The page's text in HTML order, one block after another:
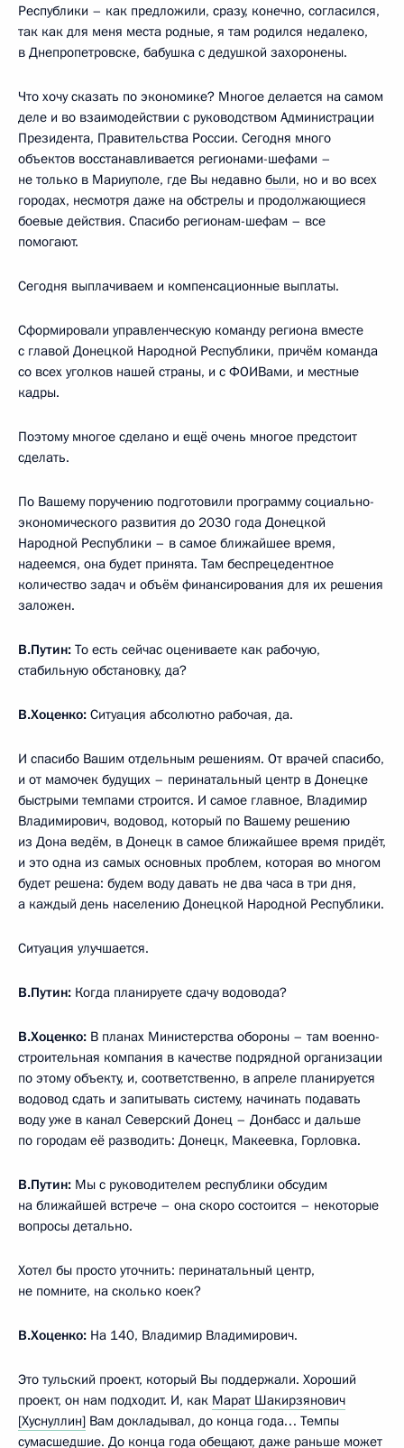
Республики – как предложили, сразу, конечно, согласился,
так как для меня места родные, я там родился недалеко,
в Днепропетровске, бабушка с дедушкой захоронены.
Что хочу сказать по экономике? Многое делается на самом
деле и во взаимодействии с руководством Администрации
Президента, Правительства России. Сегодня много
объектов восстанавливается регионами-шефами –
не только в Мариуполе, где Вы недавно были, но и во всех
городах, несмотря даже на обстрелы и продолжающиеся
боевые действия. Спасибо регионам-шефам – все
помогают.
Сегодня выплачиваем и компенсационные выплаты.
Сформировали управленческую команду региона вместе
с главой Донецкой Народной Республики, причём команда
со всех уголков нашей страны, и с ФОИВами, и местные
кадры.
Поэтому многое сделано и ещё очень многое предстоит
сделать.
По Вашему поручению подготовили программу социально-
экономического развития до 2030 года Донецкой
Народной Республики – в самое ближайшее время,
надеемся, она будет принята. Там беспрецедентное
количество задач и объём финансирования для их решения
заложен.
В.Путин: То есть сейчас оцениваете как рабочую,
стабильную обстановку, да?
В.Хоценко: Ситуация абсолютно рабочая, да.
И спасибо Вашим отдельным решениям. От врачей спасибо,
и от мамочек будущих – перинатальный центр в Донецке
быстрыми темпами строится. И самое главное, Владимир
Владимирович, водовод, который по Вашему решению
из Дона ведём, в Донецк в самое ближайшее время придёт,
и это одна из самых основных проблем, которая во многом
будет решена: будем воду давать не два часа в три дня,
а каждый день населению Донецкой Народной Республики.
Ситуация улучшается.
В.Путин: Когда планируете сдачу водовода?
В.Хоценко: В планах Министерства обороны – там военно-
строительная компания в качестве подрядной организации
по этому объекту, и, соответственно, в апреле планируется
водовод сдать и запитывать систему, начинать подавать
воду уже в канал Северский Донец – Донбасс и дальше
по городам её разводить: Донецк, Макеевка, Горловка.
В.Путин: Мы с руководителем республики обсудим
на ближайшей встрече – она скоро состоится – некоторые
вопросы детально.
Хотел бы просто уточнить: перинатальный центр,
не помните, на сколько коек?
В.Хоценко: На 140, Владимир Владимирович.
Это тульский проект, который Вы поддержали. Хороший
проект, он нам подходит. И, как Марат Шакирзянович
[Хуснуллин] Вам докладывал, до конца года… Темпы
сумасшедшие. До конца года обещают, даже раньше может